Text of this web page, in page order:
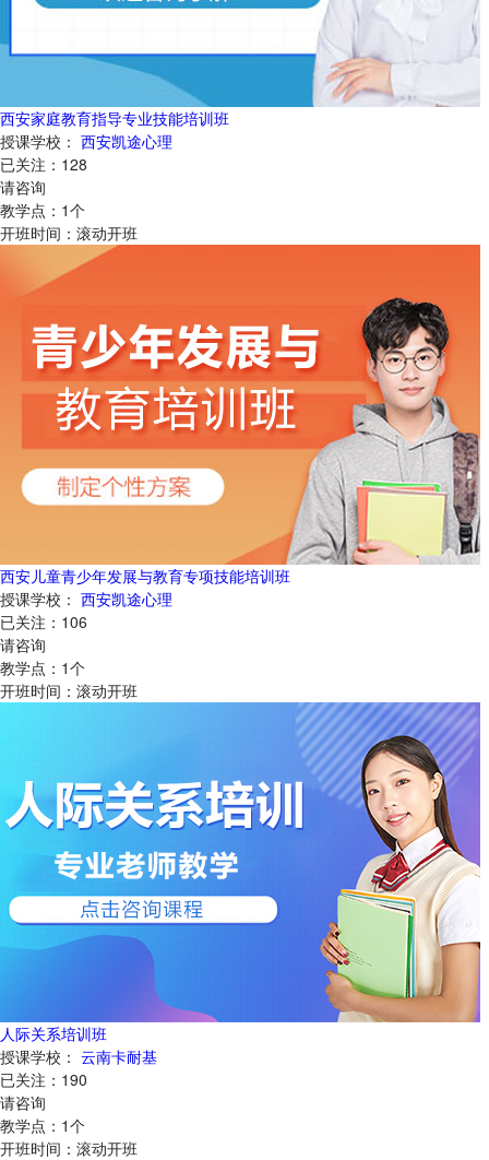
西安家庭教育指导专业技能培训班
授课学校： 西安凯途心理
已关注： 128
请咨询
教学点： 1个
开班时间： 滚动开班
西安儿童青少年发展与教育专项技能培训班
授课学校： 西安凯途心理
已关注： 106
请咨询
教学点： 1个
开班时间： 滚动开班
人际关系培训班
授课学校： 云南卡耐基
已关注： 190
请咨询
教学点： 1个
开班时间： 滚动开班